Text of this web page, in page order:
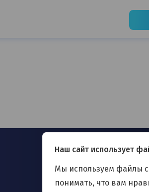
Наш сайт использует
Мы используем файлы
понимать, что вам